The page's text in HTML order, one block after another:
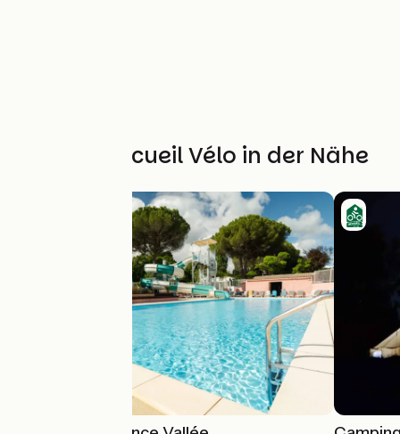
Weitere Accueil Vélo in der Nähe